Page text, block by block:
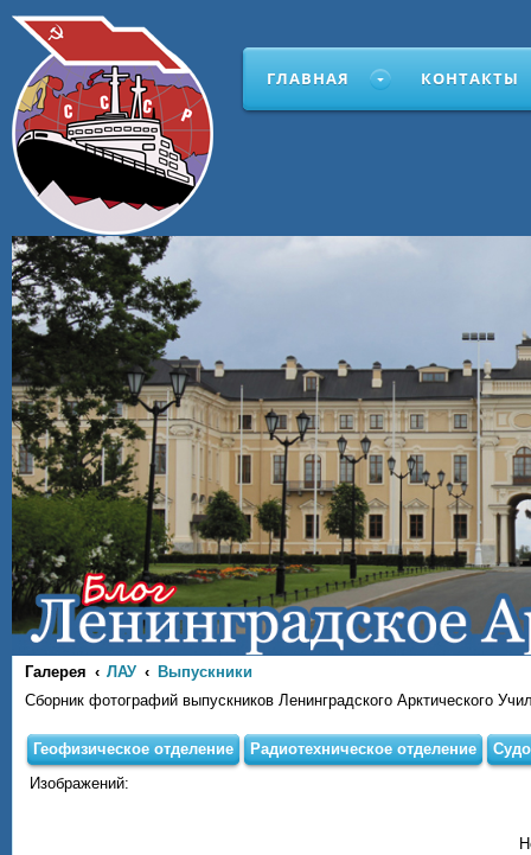
ГЛАВНАЯ КОНТАКТЫ
Галерея ЛАУ
Выпускники
Сборник фотографий выпускников Ленинградского Арктического
Геофизическое отделение Радиотехническое отделение
Изображений: